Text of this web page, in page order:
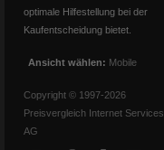
optimale Hilfestellung bei der
Kaufentscheidung bietet.
Ansicht wählen: Mobile
Copyright © 1997-2026
Preisvergleich Internet Services
AG